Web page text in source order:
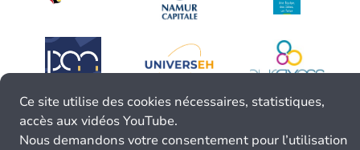
Ce site utilise des cookies nécessaires, statistiques,
accès aux vidéos YouTube.
Nous demandons votre consentement pour l’utilisation